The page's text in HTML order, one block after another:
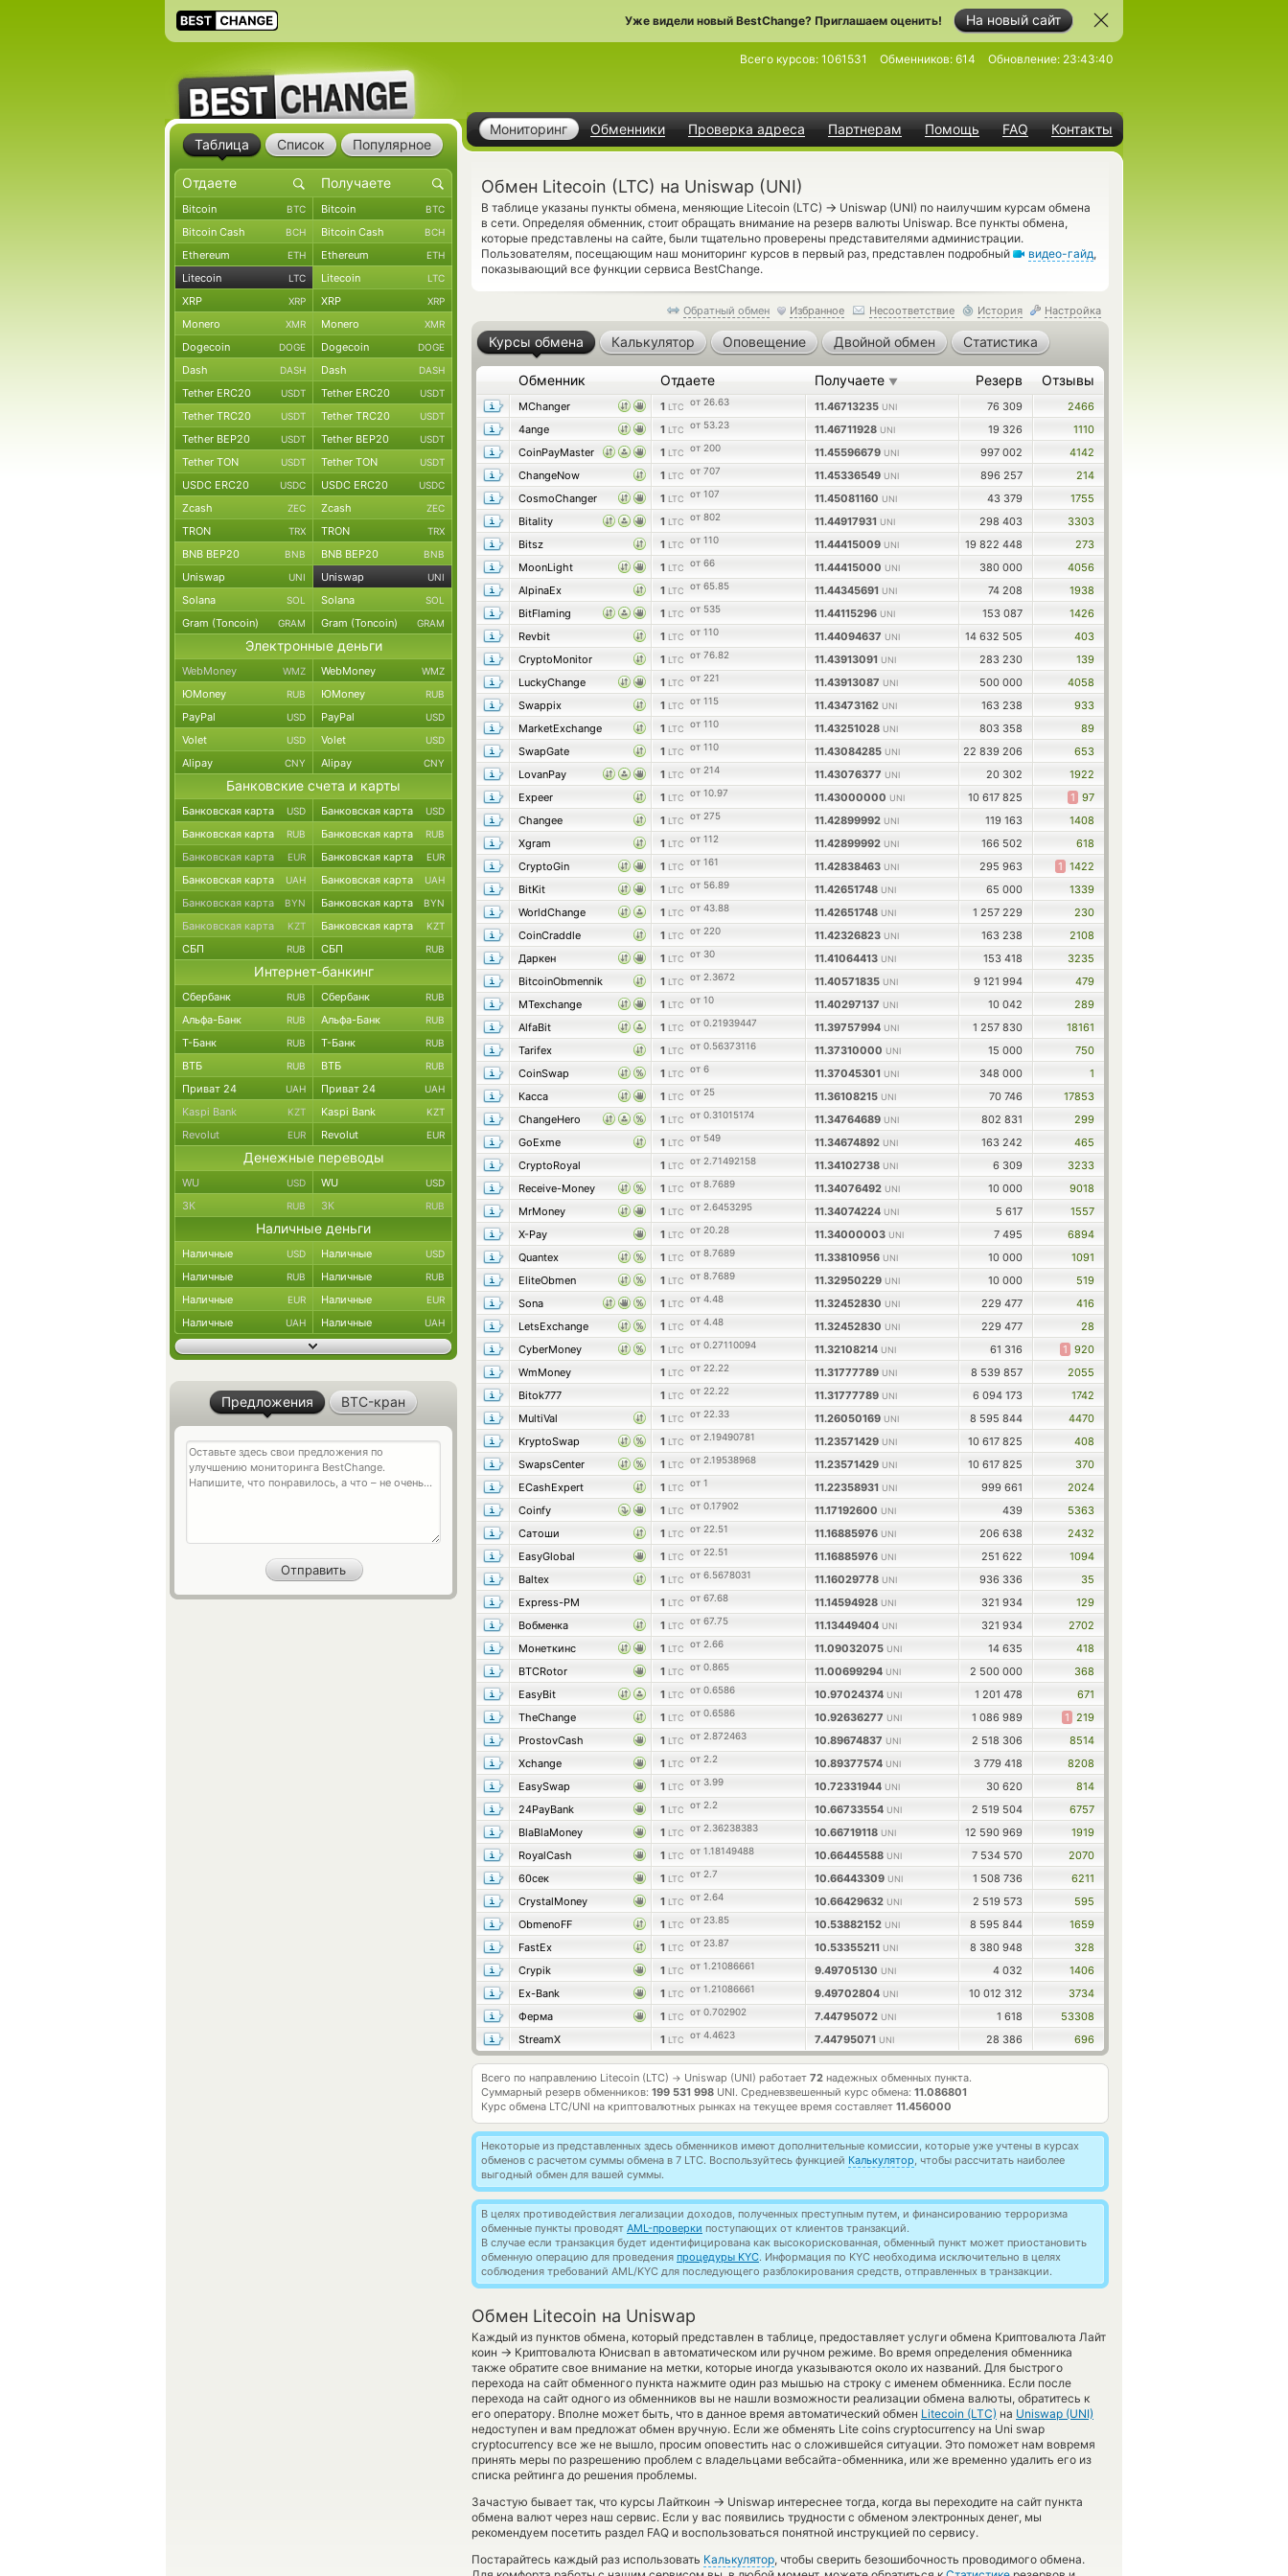
На новый сайт
Уже видели новый BestChange? Приглашаем оценить!
Мониторинг Обменники Проверка адреса Партнерам Помощь FAQ Контакты
Всего курсов: 1061531 Обменников: 614 Обновление: 23:43:40
Обмен Litecoin (LTC) на Uniswap (UNI)
В таблице указаны пункты обмена, меняющие Litecoin (LTC) → Uniswap (UNI) по наилучшим курсам обмена
в сети. Определяя обменник, стоит обращать внимание на резерв валюты Uniswap. Все пункты обмена,
которые представлены на сайте, были тщательно проверены представителями администрации.
Пользователям, посещающим наш мониторинг курсов в первый раз, представлен подробный
видео-гайд,
показывающий все функции сервиса BestChange.
Обратный обмен Избранное Несоответствие История Настройка
Курсы обмена Калькулятор Оповещение Двойной обмен Статистика
Обменник Отдаете Получаете ▼ Резерв Отзывы
MChanger 1 LTC от 26.63 11.46713235 UNI 76 309
2466
4ange
1 LTC от 53.23 11.46711928 UNI 19 326
1110
CoinPayMaster
1 LTC от 200 11.45596679 UNI 997 002
4142
ChangeNow
1 LTC от 707 11.45336549 UNI 896 257
214
CosmoChanger
1 LTC от 107 11.45081160 UNI 43 379
1755
Bitality
1 LTC от 802 11.44917931 UNI 298 403
3303
Bitsz
1 LTC от 110 11.44415009 UNI 19 822 448
273
MoonLight
1 LTC от 66 11.44415000 UNI 380 000
4056
AlpinaEx
1 LTC от 65.85 11.44345691 UNI 74 208
1938
BitFlaming
1 LTC от 535 11.44115296 UNI 153 087
1426
Revbit
1 LTC от 110 11.44094637 UNI 14 632 505
403
CryptoMonitor
1 LTC от 76.82 11.43913091 UNI 283 230
139
LuckyChange
1 LTC от 221 11.43913087 UNI 500 000
4058
Swappix
1 LTC от 115 11.43473162 UNI 163 238
933
MarketExchange
1 LTC от 110 11.43251028 UNI 803 358
89
SwapGate
1 LTC от 110 11.43084285 UNI 22 839 206
653
LovanPay
1 LTC от 214 11.43076377 UNI 20 302
1922
Expeer
1 LTC от 10.97 11.43000000 UNI 10 617 825 1 97
Changee
1 LTC от 275 11.42899992 UNI 119 163
1408
Xgram
1 LTC от 112 11.42899992 UNI 166 502
618
CryptoGin
1 LTC от 161 11.42838463 UNI 295 963 1 1422
BitKit
1 LTC от 56.89 11.42651748 UNI 65 000
1339
WorldChange
1 LTC от 43.88 11.42651748 UNI 1 257 229
230
CoinCraddle
1 LTC от 220 11.42326823 UNI 163 238
2108
Даркен
1 LTC от 30 11.41064413 UNI 153 418
3235
BitcoinObmennik
1 LTC от 2.3672 11.40571835 UNI 9 121 994
479
MTexchange
1 LTC от 10 11.40297137 UNI 10 042
289
AlfaBit
1 LTC от 0.21939447 11.39757994 UNI 1 257 830
18161
Tarifex
1 LTC от 0.56373116 11.37310000 UNI 15 000
750
CoinSwap
1 LTC от 6 11.37045301 UNI 348 000
1
Касса
1 LTC от 25 11.36108215 UNI 70 746
17853
ChangeHero
1 LTC от 0.31015174 11.34764689 UNI 802 831
299
GoExme
1 LTC от 549 11.34674892 UNI 163 242
465
CryptoRoyal
1 LTC от 2.71492158 11.34102738 UNI 6 309
3233
Receive-Money
1 LTC от 8.7689 11.34076492 UNI 10 000
9018
MrMoney
1 LTC от 2.6453295 11.34074224 UNI 5 617
1557
X-Pay
1 LTC от 20.28 11.34000003 UNI 7 495
6894
Quantex
1 LTC от 8.7689 11.33810956 UNI 10 000
1091
EliteObmen
1 LTC от 8.7689 11.32950229 UNI 10 000
519
Sona
1 LTC от 4.48 11.32452830 UNI 229 477
416
LetsExchange
1 LTC от 4.48 11.32452830 UNI 229 477
28
CyberMoney
1 LTC от 0.27110094 11.32108214 UNI 61 316 1 920
WmMoney
1 LTC от 22.22 11.31777789 UNI 8 539 857
2055
Bitok777
1 LTC от 22.22 11.31777789 UNI 6 094 173
1742
MultiVal
1 LTC от 22.33 11.26050169 UNI 8 595 844
4470
KryptoSwap
1 LTC от 2.19490781 11.23571429 UNI 10 617 825
408
SwapsCenter
1 LTC от 2.19538968 11.23571429 UNI 10 617 825
370
ECashExpert
1 LTC от 1 11.22358931 UNI 999 661
2024
Coinfy
1 LTC от 0.17902 11.17192600 UNI 439
5363
Сатоши
1 LTC от 22.51 11.16885976 UNI 206 638
2432
EasyGlobal
1 LTC от 22.51 11.16885976 UNI 251 622
1094
Baltex
1 LTC от 6.5678031 11.16029778 UNI 936 336
35
Express-PM
1 LTC от 67.68 11.14594928 UNI 321 934
129
Вобменка
1 LTC от 67.75 11.13449404 UNI 321 934
2702
Монеткинс
1 LTC от 2.66 11.09032075 UNI 14 635
418
BTCRotor
1 LTC от 0.865 11.00699294 UNI 2 500 000
368
EasyBit
1 LTC от 0.6586 10.97024374 UNI 1 201 478
671
TheChange
1 LTC от 0.6586 10.92636277 UNI 1 086 989 1 219
ProstovCash
1 LTC от 2.872463 10.89674837 UNI 2 518 306
8514
Xchange
1 LTC от 2.2 10.89377574 UNI 3 779 418
8208
EasySwap
1 LTC от 3.99 10.72331944 UNI 30 620
814
24PayBank
1 LTC от 2.2 10.66733554 UNI 2 519 504
6757
BlaBlaMoney
1 LTC от 2.36238383 10.66719118 UNI 12 590 969
1919
RoyalCash
1 LTC от 1.18149488 10.66445588 UNI 7 534 570
2070
60сек
1 LTC от 2.7 10.66443309 UNI 1 508 736
6211
CrystalMoney
1 LTC от 2.64 10.66429632 UNI 2 519 573
595
ObmenoFF
1 LTC от 23.85 10.53882152 UNI 8 595 844
1659
FastEx
1 LTC от 23.87 10.53355211 UNI 8 380 948
328
Crypik
1 LTC от 1.21086661 9.49705130 UNI 4 032
1406
Ex-Bank
1 LTC от 1.21086661 9.49702804 UNI 10 012 312
3734
Ферма
1 LTC от 0.702902 7.44795072 UNI 1 618
53308
StreamX
1 LTC от 4.4623 7.44795071 UNI 28 386 696
Всего по направлению Litecoin (LTC) → Uniswap (UNI) работает 72 надежных обменных пункта.
Суммарный резерв обменников: 199 531 998 UNI. Средневзвешенный курс обмена: 11.086801
Курс обмена LTC/UNI на криптовалютных рынках на текущее время составляет 11.456000
Некоторые из представленных здесь обменников имеют дополнительные комиссии, которые уже учтены в курсах
обменов с расчетом суммы обмена в 7 LTC. Воспользуйтесь функцией Калькулятор, чтобы рассчитать наиболее
выгодный обмен для вашей суммы.
В целях противодействия легализации доходов, полученных преступным путем, и финансированию терроризма
обменные пункты проводят AML-проверки поступающих от клиентов транзакций.
В случае если транзакция будет идентифицирована как высокорискованная, обменный пункт может приостановить
обменную операцию для проведения процедуры KYC. Информация по KYC необходима исключительно в целях
соблюдения требований AML/KYC для последующего разблокирования средств, отправленных в транзакции.
Обмен Litecoin на Uniswap
Каждый из пунктов обмена, который представлен в таблице, предоставляет услуги обмена Криптовалюта Лайт
коин → Криптовалюта Юнисвап в автоматическом или ручном режиме. Во время определения обменника
также обратите свое внимание на метки, которые иногда указываются около их названий. Для быстрого
перехода на сайт обменного пункта нажмите один раз мышью на строку с именем обменника. Если после
перехода на сайт одного из обменников вы не нашли возможности реализации обмена валюты, обратитесь к
его оператору. Вполне может быть, что в данное время автоматический обмен Litecoin (LTC) на Uniswap (UNI)
недоступен и вам предложат обмен вручную. Если же обменять Lite coins cryptocurrency на Uni swap
cryptocurrency все же не вышло, просим оповестить нас о сложившейся ситуации. Это поможет нам вовремя
принять меры по разрешению проблем с владельцами вебсайта-обменника, или же временно удалить его из
списка рейтинга до решения проблемы.
Зачастую бывает так, что курсы Лайткоин → Uniswap интереснее тогда, когда вы переходите на сайт пункта
обмена валют через наш сервис. Если у вас появились трудности с обменом электронных денег, мы
рекомендуем посетить раздел FAQ и воспользоваться понятной инструкцией по сервису.
Постарайтесь каждый раз использовать Калькулятор, чтобы сверить безошибочность проводимого обмена.
Таблица Список Популярное
Bitcoin BTC Bitcoin BTC
Bitcoin Cash BCH Bitcoin Cash BCH
Ethereum ETH Ethereum ETH
Litecoin LTC Litecoin LTC
XRP XRP XRP XRP
Monero XMR Monero XMR
Dogecoin DOGE Dogecoin DOGE
Dash DASH Dash DASH
Tether ERC20 USDT Tether ERC20 USDT
Tether TRC20 USDT Tether TRC20 USDT
Tether BEP20 USDT Tether BEP20 USDT
Tether TON USDT Tether TON USDT
USDC ERC20 USDC USDC ERC20 USDC
Zcash ZEC Zcash ZEC
TRON TRX TRON TRX
BNB BEP20 BNB BNB BEP20 BNB
Uniswap UNI Uniswap UNI
Solana SOL Solana SOL
Gram (Toncoin) GRAM Gram (Toncoin) GRAM
Электронные деньги
WebMoney WMZ WebMoney WMZ
ЮMoney RUB ЮMoney RUB
PayPal USD PayPal USD
Volet USD Volet USD
Alipay CNY Alipay CNY
Банковские счета и карты
Банковская карта USD Банковская карта USD
Банковская карта RUB Банковская карта RUB
Банковская карта EUR Банковская карта EUR
Банковская карта UAH Банковская карта UAH
Банковская карта BYN Банковская карта BYN
Банковская карта KZT Банковская карта KZT
СБП RUB СБП RUB
Интернет-банкинг
Сбербанк RUB Сбербанк RUB
Альфа-Банк RUB Альфа-Банк RUB
Т-Банк RUB Т-Банк RUB
ВТБ RUB ВТБ RUB
Приват 24 UAH Приват 24 UAH
Kaspi Bank KZT Kaspi Bank KZT
Revolut EUR Revolut EUR
Денежные переводы
WU USD WU USD
ЗК RUB ЗК RUB
Наличные деньги
Наличные USD Наличные USD
Наличные RUB Наличные RUB
Наличные EUR Наличные EUR
Наличные UAH Наличные UAH
Предложения BTC-кран